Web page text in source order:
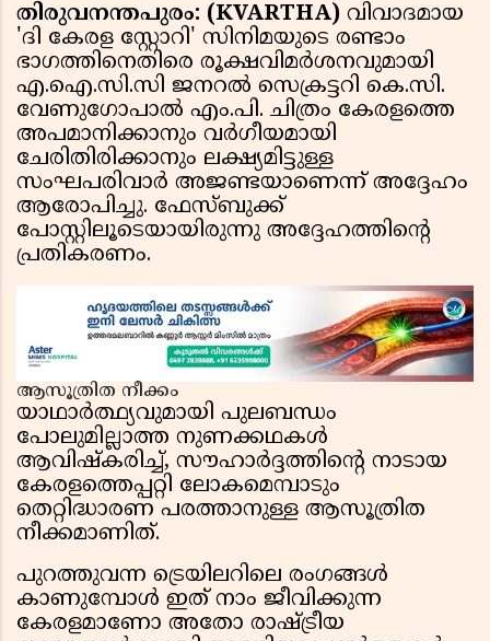
തിരുവനന്തപുരം: (KVARTHA) വിവാദമായ
'ദി കേരള സ്റ്റോറി' സിനിമയുടെ രണ്ടാം
ഭാഗത്തിനെതിരെ രൂക്ഷവിമർശനവുമായി
എ.ഐ.സി.സി ജനറൽ സെക്രട്ടറി കെ.സി.
വേണുഗോപാൽ എം.പി. ചിത്രം കേരളത്തെ
അപമാനിക്കാനും വർഗീയമായി
ചേരിതിരിക്കാനും ലക്ഷ്യമിട്ടുള്ള
സംഘപരിവാർ അജണ്ടയാണെന്ന് അദ്ദേഹം
ആരോപിച്ചു. ഫേസ്ബുക്ക്
പോസ്റ്റിലൂടെയായിരുന്നു അദ്ദേഹത്തിന്റെ
പ്രതികരണം.
ആസൂത്രിത നീക്കം
യാഥാർത്ഥ്യവുമായി പുലബന്ധം
പോലുമില്ലാത്ത നുണക്കഥകൾ
ആവിഷ്കരിച്ച്, സൗഹാർദ്ദത്തിന്റെ നാടായ
കേരളത്തെപ്പറ്റി ലോകമെമ്പാടും
തെറ്റിദ്ധാരണ പരത്താനുള്ള ആസൂത്രിത
നീക്കമാണിത്.
പുറത്തുവന്ന ട്രെയിലറിലെ രംഗങ്ങൾ
കാണുമ്പോൾ ഇത് നാം ജീവിക്കുന്ന
കേരളമാണോ അതോ രാഷ്ട്രീയ